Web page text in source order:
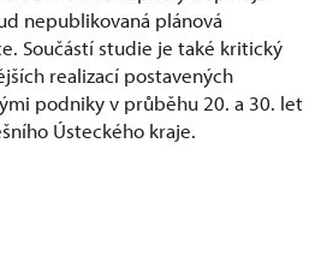
nepublikovaná plánová
Součástí studie je také kritický
realizací postavených
podniky v průběhu 20. a 30. let
Ústeckého kraje.